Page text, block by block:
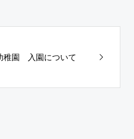
稚園 入園について